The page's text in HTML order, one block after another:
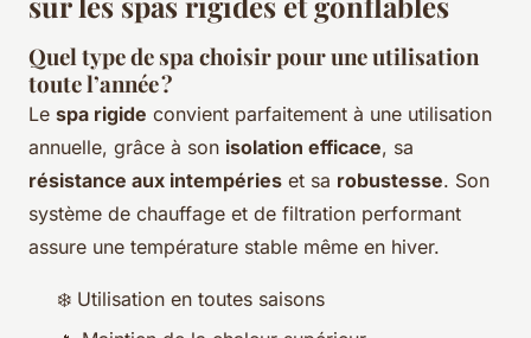
Quel type de spa choisir pour une utilisation
toute l’année ?
Le spa rigide convient parfaitement à une utilisation
annuelle, grâce à son isolation efficace, sa
résistance aux intempéries et sa robustesse. Son
système de chauffage et de filtration performant
assure une température stable même en hiver.
❄️ Utilisation en toutes saisons